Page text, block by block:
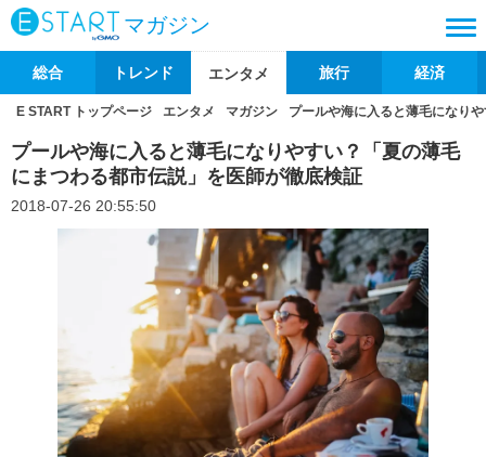
マガジン
総合 トレンド エンタメ 旅行 経済
E START トップページ エンタメ マガジン プールや海に入ると薄毛になり
プールや海に入ると薄毛になりやすい？「夏の薄毛
にまつわる都市伝説」を医師が徹底検証
2018-07-26 20:55:50